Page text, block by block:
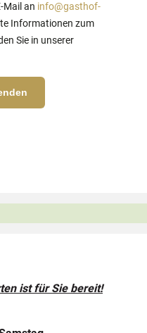
Mail an info@gasthof-
Informationen zum
Sie in unserer
ist für Sie bereit!